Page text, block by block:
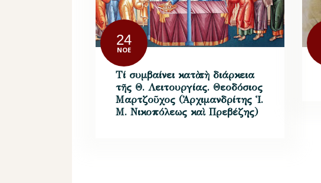
24
ΝΟΈ
Τί συμβαίνει κατὰ τὴ διάρκεια
τῆς Θ. Λειτουργίας. Θεοδόσιος
Μαρτζοῦχος (Ἀρχιμανδρίτης Ἱ.
Μ. Νικοπόλεως καὶ Πρεβέζης)